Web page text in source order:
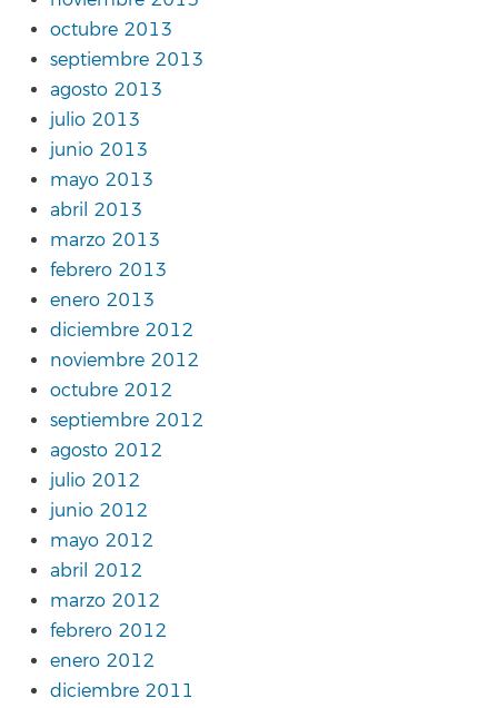
octubre 2013
septiembre 2013
agosto 2013
julio 2013
junio 2013
mayo 2013
abril 2013
marzo 2013
febrero 2013
enero 2013
diciembre 2012
noviembre 2012
octubre 2012
septiembre 2012
agosto 2012
julio 2012
junio 2012
mayo 2012
abril 2012
marzo 2012
febrero 2012
enero 2012
diciembre 2011